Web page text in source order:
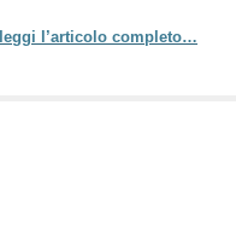
leggi l’articolo completo…